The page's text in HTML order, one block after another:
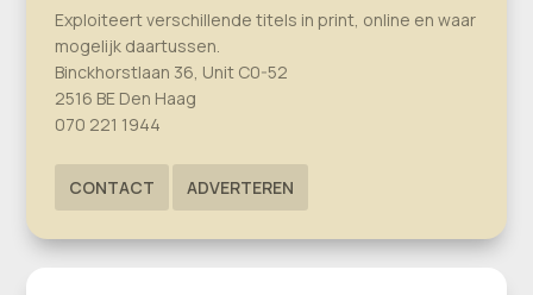
Exploiteert verschillende titels in print, online en waar
mogelijk daartussen.
Binckhorstlaan 36, Unit C0-52
2516 BE Den Haag
070 221 1944
CONTACT ADVERTEREN